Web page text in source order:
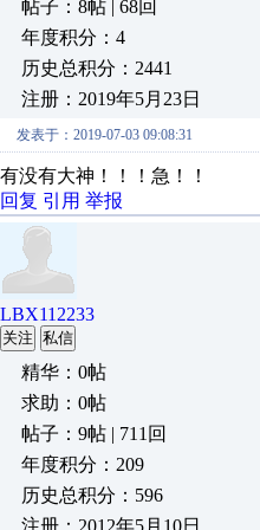
帖子：8帖 | 68回
年度积分：4
历史总积分：2441
注册：2019年5月23日
发表于：2019-07-03 09:08:31
有没有大神！！！急！！
回复 引用 举报
LBX112233
关注 私信
精华：0帖
求助：0帖
帖子：9帖 | 711回
年度积分：209
历史总积分：596
注册：2012年5月10日